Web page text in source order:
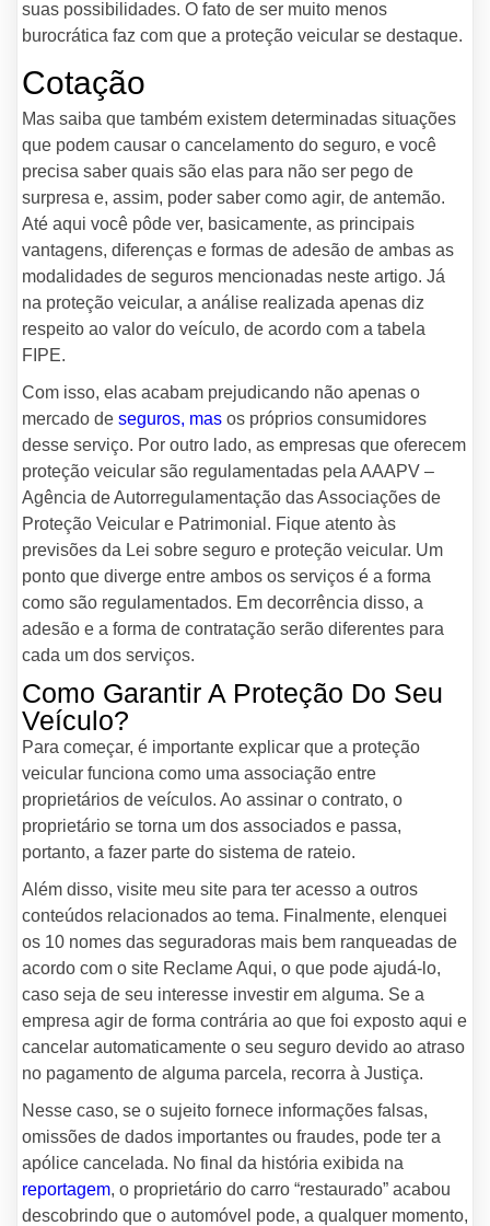
suas possibilidades. O fato de ser muito menos
burocrática faz com que a proteção veicular se destaque.
Cotação
Mas saiba que também existem determinadas situações
que podem causar o cancelamento do seguro, e você
precisa saber quais são elas para não ser pego de
surpresa e, assim, poder saber como agir, de antemão.
Até aqui você pôde ver, basicamente, as principais
vantagens, diferenças e formas de adesão de ambas as
modalidades de seguros mencionadas neste artigo. Já
na proteção veicular, a análise realizada apenas diz
respeito ao valor do veículo, de acordo com a tabela
FIPE.
Com isso, elas acabam prejudicando não apenas o
mercado de seguros, mas os próprios consumidores
desse serviço. Por outro lado, as empresas que oferecem
proteção veicular são regulamentadas pela AAAPV –
Agência de Autorregulamentação das Associações de
Proteção Veicular e Patrimonial. Fique atento às
previsões da Lei sobre seguro e proteção veicular. Um
ponto que diverge entre ambos os serviços é a forma
como são regulamentados. Em decorrência disso, a
adesão e a forma de contratação serão diferentes para
cada um dos serviços.
Como Garantir A Proteção Do Seu
Veículo?
Para começar, é importante explicar que a proteção
veicular funciona como uma associação entre
proprietários de veículos. Ao assinar o contrato, o
proprietário se torna um dos associados e passa,
portanto, a fazer parte do sistema de rateio.
Além disso, visite meu site para ter acesso a outros
conteúdos relacionados ao tema. Finalmente, elenquei
os 10 nomes das seguradoras mais bem ranqueadas de
acordo com o site Reclame Aqui, o que pode ajudá-lo,
caso seja de seu interesse investir em alguma. Se a
empresa agir de forma contrária ao que foi exposto aqui e
cancelar automaticamente o seu seguro devido ao atraso
no pagamento de alguma parcela, recorra à Justiça.
Nesse caso, se o sujeito fornece informações falsas,
omissões de dados importantes ou fraudes, pode ter a
apólice cancelada. No final da história exibida na
reportagem, o proprietário do carro “restaurado” acabou
descobrindo que o automóvel pode, a qualquer momento,